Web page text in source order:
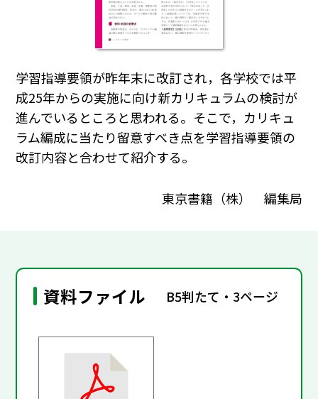
学習指導要領が昨年末に改訂され，各学校では平
成25年からの実施に向け新カリキュラムの検討が
進んでいるところと思われる。そこで，カリキュ
ラム編成に当たり留意すべき点を学習指導要領の
改訂内容と合わせて紹介する。
東京書籍（株） 編集局
資料ファイル B5判たて・3ページ